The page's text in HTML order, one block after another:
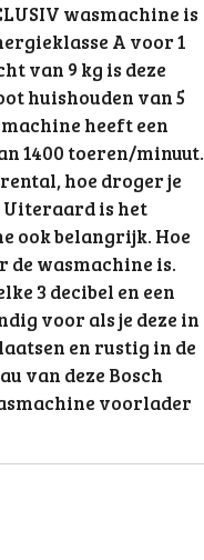
wasmachine is
A voor 1
van 9 kg is deze
huishouden van 5
heeft een
1400 toeren/minuut.
hoe droger je
Uiteraard is het
ook belangrijk. Hoe
de wasmachine is.
3 decibel en een
voor als je deze in
en rustig in de
van deze Bosch
voorlader